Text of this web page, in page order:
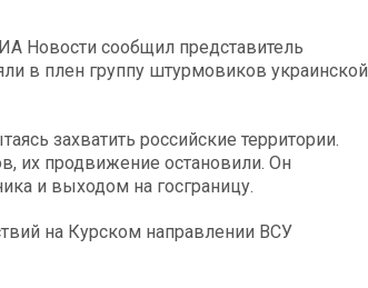
Новости сообщил представитель
в плен группу штурмовиков украинской
захватить российские территории.
их продвижение остановили. Он
и выходом на госграницу.
на Курском направлении ВСУ